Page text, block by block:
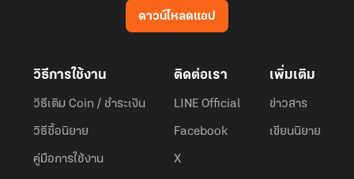
ดาวน์โหลดแอป
วิธีการใช้งาน
วิธีเติม Coin / ชำระเงิน
วิธีซื้อนิยาย
คู่มือการใช้งาน
ติดต่อเรา
LINE Official
Facebook
X
เพิ่มเติม
ข่าวสาร
เขียนนิยาย